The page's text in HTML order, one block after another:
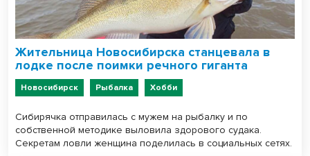
Жительница Новосибирска станцевала в
лодке после поимки речного гиганта
Новосибирск Рыбалка Хобби
Сибирячка отправилась с мужем на рыбалку и по
собственной методике выловила здорового судака.
Секретам ловли женщина поделилась в социальных сетях.